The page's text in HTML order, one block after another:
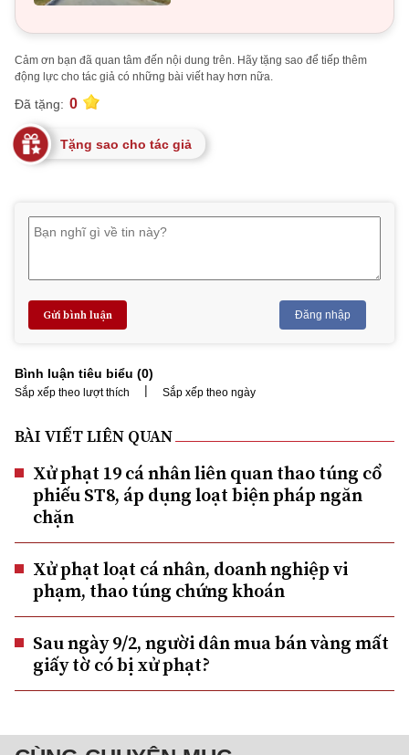
Cảm ơn bạn đã quan tâm đến nội dung trên. Hãy tặng sao để tiếp thêm
động lực cho tác giả có những bài viết hay hơn nữa.
Đã tặng: 0
Tặng sao cho tác giả
Gửi bình luận Đăng nhập
Bình luận tiêu biểu (0)
Sắp xếp theo lượt thích | Sắp xếp theo ngày
BÀI VIẾT LIÊN QUAN
Xử phạt 19 cá nhân liên quan thao túng cổ
phiếu ST8, áp dụng loạt biện pháp ngăn
chặn
Xử phạt loạt cá nhân, doanh nghiệp vi
phạm, thao túng chứng khoán
Sau ngày 9/2, người dân mua bán vàng mất
giấy tờ có bị xử phạt?